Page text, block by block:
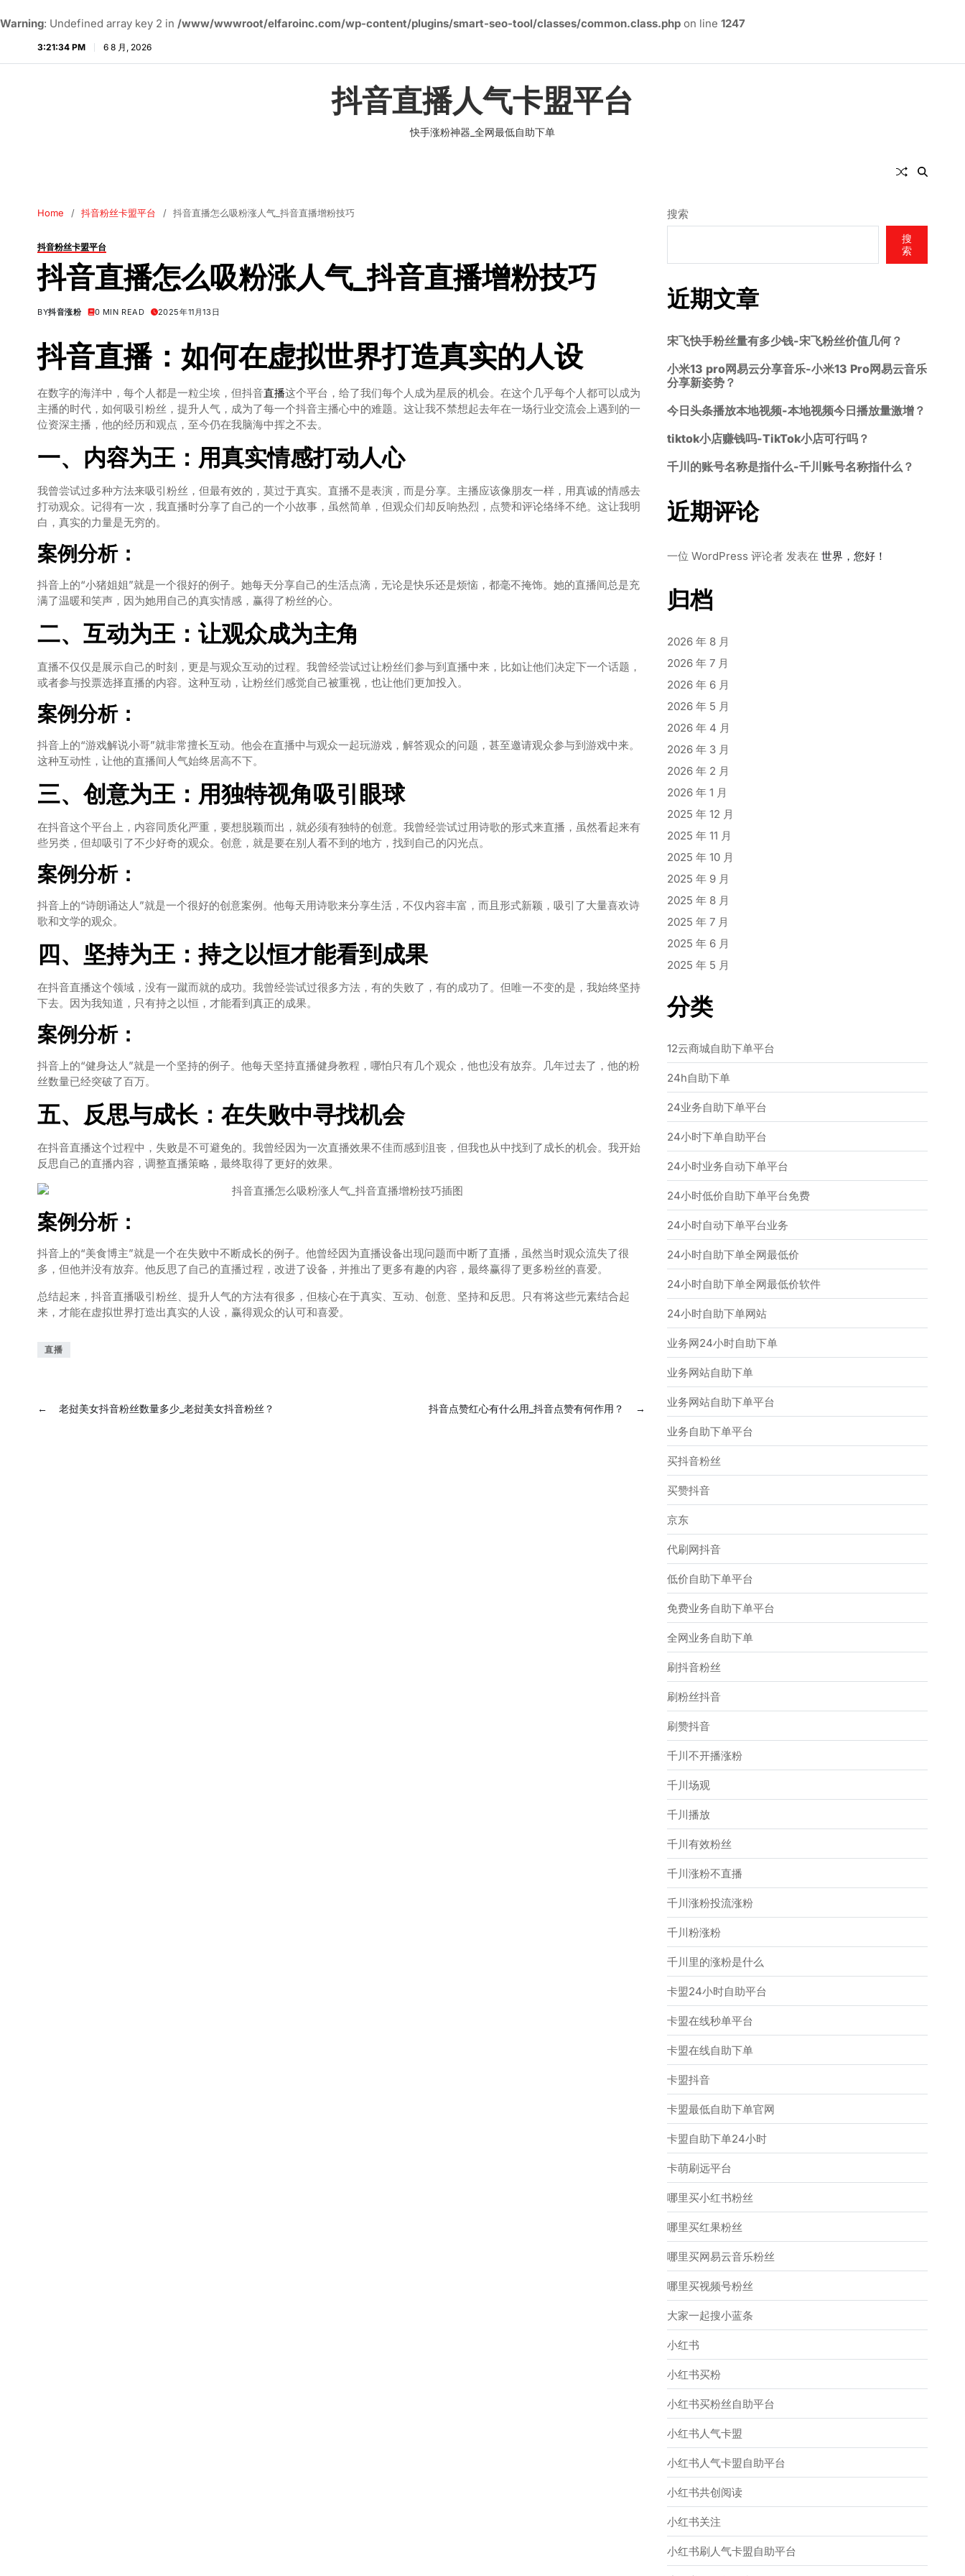
Warning: Undefined array key 2 in /www/wwwroot/elfaroinc.com/wp-content/plugins/smart-seo-tool/classes/common.class.php on line 1247
3:21:35 PM 6 8 月, 2026
抖音直播人气卡盟平台
快手涨粉神器_全网最低自助下单
Home 抖音粉丝卡盟平台 抖音直播怎么吸粉涨人气_抖音直播增粉技巧
抖音粉丝卡盟平台
抖音直播怎么吸粉涨人气_抖音直播增粉技巧
BY抖音涨粉 0 MIN READ 2025年11月13日
抖音直播：如何在虚拟世界打造真实的人设
在数字的海洋中，每个人都是一粒尘埃，但抖音直播这个平台，给了我们每个人成为星辰的机会。在这个几乎每个人都可以成为
主播的时代，如何吸引粉丝，提升人气，成为了每一个抖音主播心中的难题。这让我不禁想起去年在一场行业交流会上遇到的一
位资深主播，他的经历和观点，至今仍在我脑海中挥之不去。
一、内容为王：用真实情感打动人心
我曾尝试过多种方法来吸引粉丝，但最有效的，莫过于真实。直播不是表演，而是分享。主播应该像朋友一样，用真诚的情感去
打动观众。记得有一次，我直播时分享了自己的一个小故事，虽然简单，但观众们却反响热烈，点赞和评论络绎不绝。这让我明
白，真实的力量是无穷的。
案例分析：
抖音上的“小猪姐姐”就是一个很好的例子。她每天分享自己的生活点滴，无论是快乐还是烦恼，都毫不掩饰。她的直播间总是充
满了温暖和笑声，因为她用自己的真实情感，赢得了粉丝的心。
二、互动为王：让观众成为主角
直播不仅仅是展示自己的时刻，更是与观众互动的过程。我曾经尝试过让粉丝们参与到直播中来，比如让他们决定下一个话题，
或者参与投票选择直播的内容。这种互动，让粉丝们感觉自己被重视，也让他们更加投入。
案例分析：
抖音上的“游戏解说小哥”就非常擅长互动。他会在直播中与观众一起玩游戏，解答观众的问题，甚至邀请观众参与到游戏中来。
这种互动性，让他的直播间人气始终居高不下。
三、创意为王：用独特视角吸引眼球
在抖音这个平台上，内容同质化严重，要想脱颖而出，就必须有独特的创意。我曾经尝试过用诗歌的形式来直播，虽然看起来有
些另类，但却吸引了不少好奇的观众。创意，就是要在别人看不到的地方，找到自己的闪光点。
案例分析：
抖音上的“诗朗诵达人”就是一个很好的创意案例。他每天用诗歌来分享生活，不仅内容丰富，而且形式新颖，吸引了大量喜欢诗
歌和文学的观众。
四、坚持为王：持之以恒才能看到成果
在抖音直播这个领域，没有一蹴而就的成功。我曾经尝试过很多方法，有的失败了，有的成功了。但唯一不变的是，我始终坚持
下去。因为我知道，只有持之以恒，才能看到真正的成果。
案例分析：
抖音上的“健身达人”就是一个坚持的例子。他每天坚持直播健身教程，哪怕只有几个观众，他也没有放弃。几年过去了，他的粉
丝数量已经突破了百万。
五、反思与成长：在失败中寻找机会
在抖音直播这个过程中，失败是不可避免的。我曾经因为一次直播效果不佳而感到沮丧，但我也从中找到了成长的机会。我开始
反思自己的直播内容，调整直播策略，最终取得了更好的效果。
案例分析：
抖音上的“美食博主”就是一个在失败中不断成长的例子。他曾经因为直播设备出现问题而中断了直播，虽然当时观众流失了很
多，但他并没有放弃。他反思了自己的直播过程，改进了设备，并推出了更多有趣的内容，最终赢得了更多粉丝的喜爱。
总结起来，抖音直播吸引粉丝、提升人气的方法有很多，但核心在于真实、互动、创意、坚持和反思。只有将这些元素结合起
来，才能在虚拟世界打造出真实的人设，赢得观众的认可和喜爱。
直播
← 老挝美女抖音粉丝数量多少_老挝美女抖音粉丝？ →
抖音点赞红心有什么用_抖音点赞有何作用？
搜索
搜
索
近期文章
宋飞快手粉丝量有多少钱-宋飞粉丝价值几何？
小米13 pro网易云分享音乐-小米13 Pro网易云音乐
分享新姿势？
今日头条播放本地视频-本地视频今日播放量激增？
tiktok小店赚钱吗-TikTok小店可行吗？
千川的账号名称是指什么-千川账号名称指什么？
近期评论
一位 WordPress 评论者 发表在 世界，您好！
归档
2026 年 8 月
2026 年 7 月
2026 年 6 月
2026 年 5 月
2026 年 4 月
2026 年 3 月
2026 年 2 月
2026 年 1 月
2025 年 12 月
2025 年 11 月
2025 年 10 月
2025 年 9 月
2025 年 8 月
2025 年 7 月
2025 年 6 月
2025 年 5 月
分类
12云商城自助下单平台
24h自助下单
24业务自助下单平台
24小时下单自助平台
24小时业务自动下单平台
24小时低价自助下单平台免费
24小时自动下单平台业务
24小时自助下单全网最低价
24小时自助下单全网最低价软件
24小时自助下单网站
业务网24小时自助下单
业务网站自助下单
业务网站自助下单平台
业务自助下单平台
买抖音粉丝
买赞抖音
京东
代刷网抖音
低价自助下单平台
免费业务自助下单平台
全网业务自助下单
刷抖音粉丝
刷粉丝抖音
刷赞抖音
千川不开播涨粉
千川场观
千川播放
千川有效粉丝
千川涨粉不直播
千川涨粉投流涨粉
千川粉涨粉
千川里的涨粉是什么
卡盟24小时自助平台
卡盟在线秒单平台
卡盟在线自助下单
卡盟抖音
卡盟最低自助下单官网
卡盟自助下单24小时
卡萌刷远平台
哪里买小红书粉丝
哪里买红果粉丝
哪里买网易云音乐粉丝
哪里买视频号粉丝
大家一起搜小蓝条
小红书
小红书买粉
小红书买粉丝自助平台
小红书人气卡盟
小红书人气卡盟自助平台
小红书共创阅读
小红书关注
小红书刷人气卡盟自助平台